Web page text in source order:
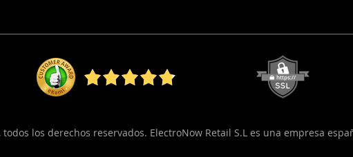
los derechos reservados. ElectroNow Retail S.L es una empresa